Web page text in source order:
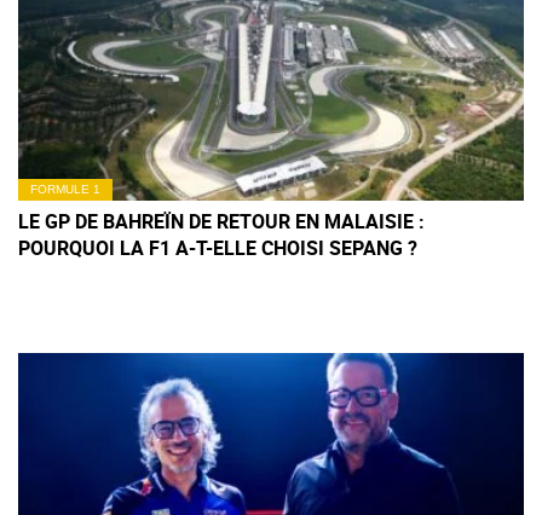
FORMULE 1
LE GP DE BAHREÏN DE RETOUR EN MALAISIE :
POURQUOI LA F1 A-T-ELLE CHOISI SEPANG ?